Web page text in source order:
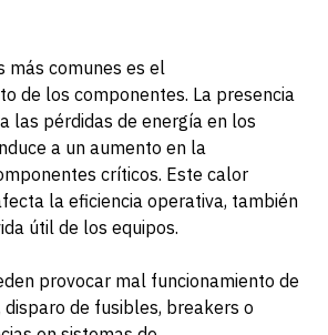
más comunes es el
de los componentes. La presencia
las pérdidas de energía en los
a un aumento en la
críticos. Este calor
la eficiencia operativa, también
útil de los equipos.
provocar mal funcionamiento de
de fusibles, breakers o